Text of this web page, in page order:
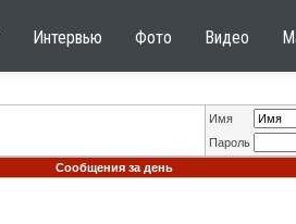
Интервью Фото Видео
Имя
Пароль
Сообщения за день